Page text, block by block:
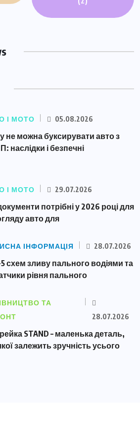
І МОТО 05.08.2026
не можна буксирувати авто з
наслідки і безпечні
І МОТО 29.07.2026
потрібні у 2026 році для
авто для
ІНФОРМАЦІЯ 28.07.2026
схем зливу пального водіями та
рівня пального
ТА
28.07.2026
STAND – маленька деталь,
залежить зручність усього